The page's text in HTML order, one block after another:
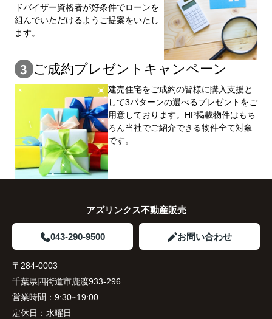
ドバイザー資格者が好条件でローンを
組んでいただけるようご提案をいたし
ます。
ご成約プレゼントキャンペーン
建売住宅をご成約の皆様に購⼊⽀援と
して3パターンの選べるプレゼントをご
用意しております。HP掲載物件はもち
ろん当社でご紹介できる物件全て対象
です。
アズリンクス不動産販売
043-290-9500 お問い合わせ
〒284-0003
千葉県四街道市鹿渡933-296
営業時間： 9:30~19:00
定休日： 水曜日